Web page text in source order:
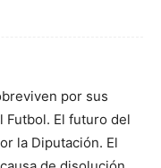
por sus
Futbol. El futuro del
la Diputación. El